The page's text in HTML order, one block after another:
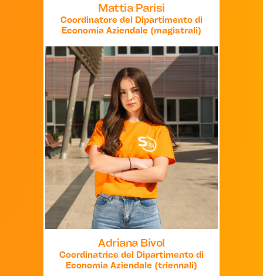
Mattia Parisi
Coordinatore del Dipartimento di
Economia Aziendale (magistrali)
Adriana Bivol
Coordinatrice del Dipartimento di
Economia Aziendale (triennali)